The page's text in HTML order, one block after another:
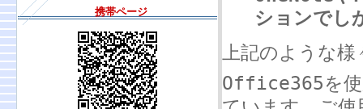
携帯ページ
ションでし
上記のような
Office365を使